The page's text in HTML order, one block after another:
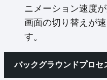
ニメーション速度
画面の切り替えが
す。
バックグラウンドプロセ